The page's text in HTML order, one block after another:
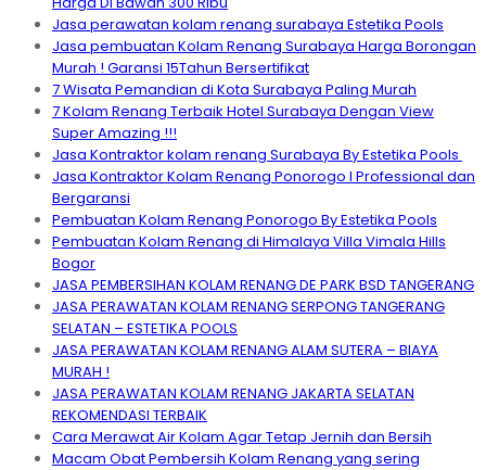
Jasa perawatan kolam renang surabaya Estetika Pools
Jasa pembuatan Kolam Renang Surabaya Harga Borongan
Murah ! Garansi 15Tahun Bersertifikat
7 Wisata Pemandian di Kota Surabaya Paling Murah
7 Kolam Renang Terbaik Hotel Surabaya Dengan View
Super Amazing !!!
Jasa Kontraktor kolam renang Surabaya By Estetika Pools
Jasa Kontraktor Kolam Renang Ponorogo I Professional dan
Bergaransi
Pembuatan Kolam Renang Ponorogo By Estetika Pools
Pembuatan Kolam Renang di Himalaya Villa Vimala Hills
Bogor
JASA PEMBERSIHAN KOLAM RENANG DE PARK BSD TANGERANG
JASA PERAWATAN KOLAM RENANG SERPONG TANGERANG
SELATAN – ESTETIKA POOLS
JASA PERAWATAN KOLAM RENANG ALAM SUTERA – BIAYA
MURAH !
JASA PERAWATAN KOLAM RENANG JAKARTA SELATAN
REKOMENDASI TERBAIK
Cara Merawat Air Kolam Agar Tetap Jernih dan Bersih
Macam Obat Pembersih Kolam Renang yang sering